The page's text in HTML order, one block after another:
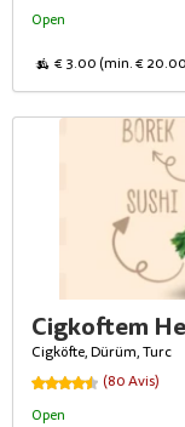
Open
€ 3.00 (min. €
Cigkoftem
Cigköfte, Dürüm, Turc
(80 Avis)
Open